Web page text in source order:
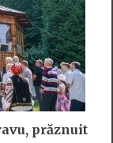
prăznuit